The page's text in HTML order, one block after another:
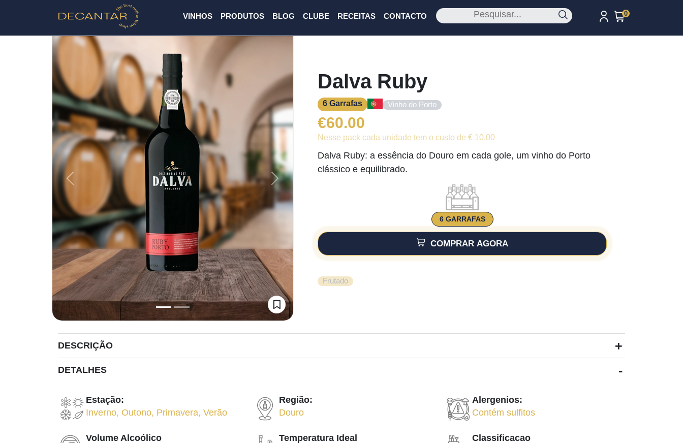
VINHOS PRODUTOS BLOG CLUBE RECEITAS CONTACTO 0
Previous Next
Dalva Ruby
6 Garrafas Vinho do Porto
€60.00
Nesse pack cada unidade tem o custo de € 10.00
Dalva Ruby: a essência do Douro em cada gole, um vinho do Porto
clássico e equilibrado.
6 GARRAFAS
COMPRAR AGORA
Frutado
DESCRIÇÃO +
DETALHES -
Estação:
Inverno, Outono, Primavera, Verão
Região:
Douro
Alergenios:
Contém sulfitos
Volume Alcoólico
Temperatura Ideal
Classificacao